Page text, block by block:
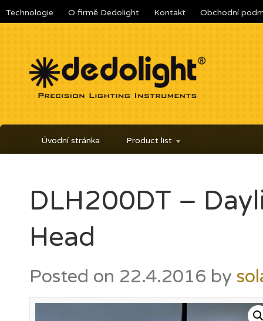
Technologie O firmě Dedolight Kontakt Obchodní
Úvodní stránka Product list
DLH200DT –
Head
Posted on 22.4.2016 by